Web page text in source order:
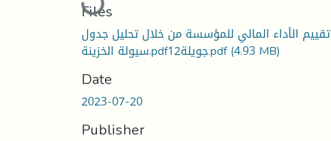
Files
تقييم الأداء المالي للمؤسسة من خلال تحليل جدول
سيولة الخزينة.pdfجويلة12.pdf(4.93 MB)
Date
2023-07-20
Publisher